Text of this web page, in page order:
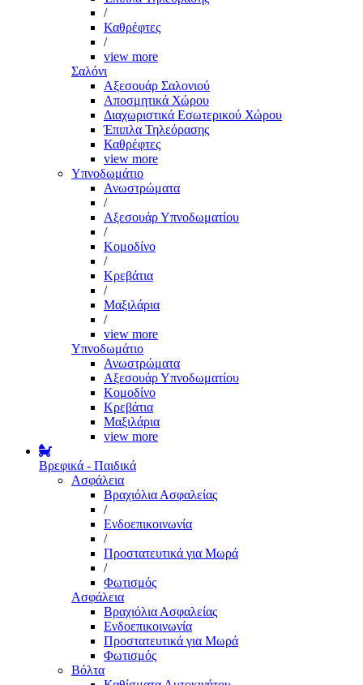
/
Καθρέφτες
/
view more
Σαλόνι
Αξεσουάρ Σαλονιού
Αποσμητικά Χώρου
Διαχωριστικά Εσωτερικού Χώρου
Έπιπλα Τηλεόρασης
Καθρέφτες
view more
Υπνοδωμάτιο
Ανωστρώματα
/
Αξεσουάρ Υπνοδωματίου
/
Κομοδίνο
/
Κρεβάτια
/
Μαξιλάρια
/
view more
Υπνοδωμάτιο
Ανωστρώματα
Αξεσουάρ Υπνοδωματίου
Κομοδίνο
Κρεβάτια
Μαξιλάρια
view more
Βρεφικά - Παιδικά
Ασφάλεια
Βραχιόλια Ασφαλείας
/
Ενδοεπικοινωνία
/
Προστατευτικά για Μωρά
/
Φωτισμός
Ασφάλεια
Βραχιόλια Ασφαλείας
Ενδοεπικοινωνία
Προστατευτικά για Μωρά
Φωτισμός
Βόλτα